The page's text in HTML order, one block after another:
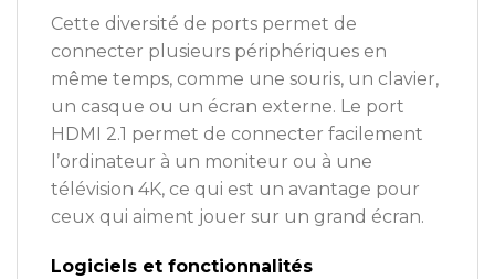
Cette diversité de ports permet de
connecter plusieurs périphériques en
même temps, comme une souris, un clavier,
un casque ou un écran externe. Le port
HDMI 2.1 permet de connecter facilement
l’ordinateur à un moniteur ou à une
télévision 4K, ce qui est un avantage pour
ceux qui aiment jouer sur un grand écran.
Logiciels et fonctionnalités